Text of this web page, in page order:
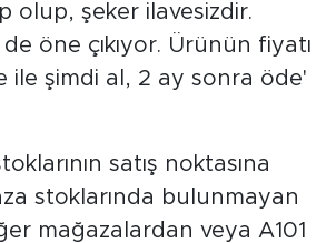
olup, şeker ilavesizdir.
öne çıkıyor. Ürünün fiyatı
ile şimdi al, 2 ay sonra öde'
satış noktasına
stoklarında bulunmayan
mağazalardan veya A101